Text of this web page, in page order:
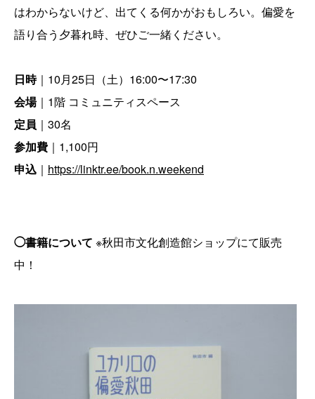
はわからないけど、出てくる何かがおもしろい。偏愛を
語り合う夕暮れ時、ぜひご一緒ください。
日時｜10月25日（土）16:00〜17:30
会場｜1階 コミュニティスペース
定員 ｜30名
参加費 ｜1,100円
申込 ｜ https://linktr.ee/book.n.weekend
◯書籍について ※秋田市文化創造館ショップにて販売
中！